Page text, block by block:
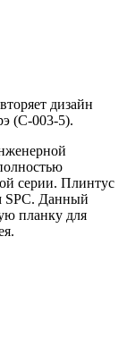
дизайн
(C-003-5).
серии. Плинтус
SPC. Данный
планку для